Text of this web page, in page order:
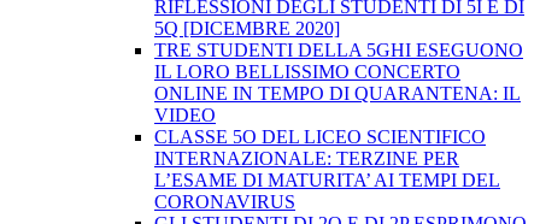
RIFLESSIONI DEGLI STUDENTI DI 5I E DI
5Q [DICEMBRE 2020]
TRE STUDENTI DELLA 5GHI ESEGUONO
IL LORO BELLISSIMO CONCERTO
ONLINE IN TEMPO DI QUARANTENA: IL
VIDEO
CLASSE 5O DEL LICEO SCIENTIFICO
INTERNAZIONALE: TERZINE PER
L’ESAME DI MATURITA’ AI TEMPI DEL
CORONAVIRUS